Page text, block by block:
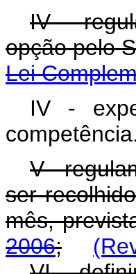
IV -
opção pelo
Lei
IV -
V -
ser
mês,
2006;